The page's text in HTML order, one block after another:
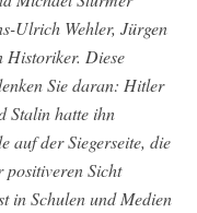
Ulrich Wehler, Jürgen
Historiker. Diese
Sie daran: Hitler
Stalin hatte ihn
auf der Siegerseite, die
Sicht
in Schulen und Medien